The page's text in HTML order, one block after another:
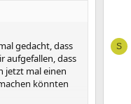
gedacht, dass
aufgefallen, dass
jetzt mal einen
könnten
S